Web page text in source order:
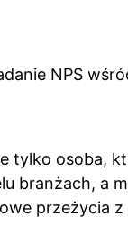
NPS
tylko osoba,
branżach, a
przeżycia